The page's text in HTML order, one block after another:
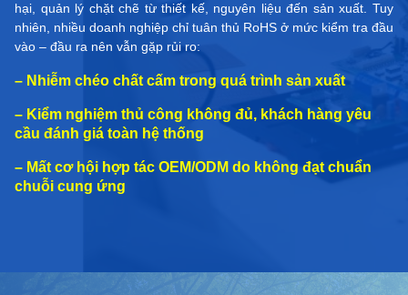
hại, quản lý chặt chẽ từ thiết kế, nguyên liệu đến sản xuất. Tuy
nhiên, nhiều doanh nghiệp chỉ tuân thủ RoHS ở mức kiểm tra đầu
vào – đầu ra nên vẫn gặp rủi ro:
– Nhiễm chéo chất cấm trong quá trình sản xuất
– Kiểm nghiệm thủ công không đủ, khách hàng yêu
cầu đánh giá toàn hệ thống
– Mất cơ hội hợp tác OEM/ODM do không đạt chuẩn
chuỗi cung ứng